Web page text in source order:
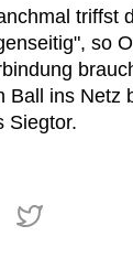
triffst
so
Ball ins Netz
Siegtor.